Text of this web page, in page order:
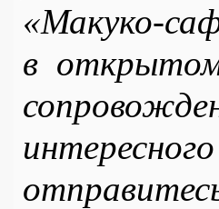
«Макуко-
в